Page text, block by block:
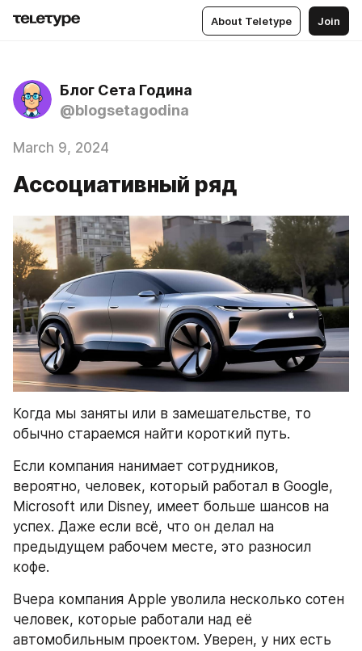
About Teletype Join
Блог Сета Година
@blogsetagodina
March 9, 2024
Ассоциативный ряд
Когда мы заняты или в замешательстве, то
обычно стараемся найти короткий путь.
Если компания нанимает сотрудников,
вероятно, человек, который работал в Google,
Microsoft или Disney, имеет больше шансов на
успех. Даже если всё, что он делал на
предыдущем рабочем месте, это разносил
кофе.
Вчера компания Apple уволила несколько сотен
человек, которые работали над её
автомобильным проектом. Уверен, у них есть